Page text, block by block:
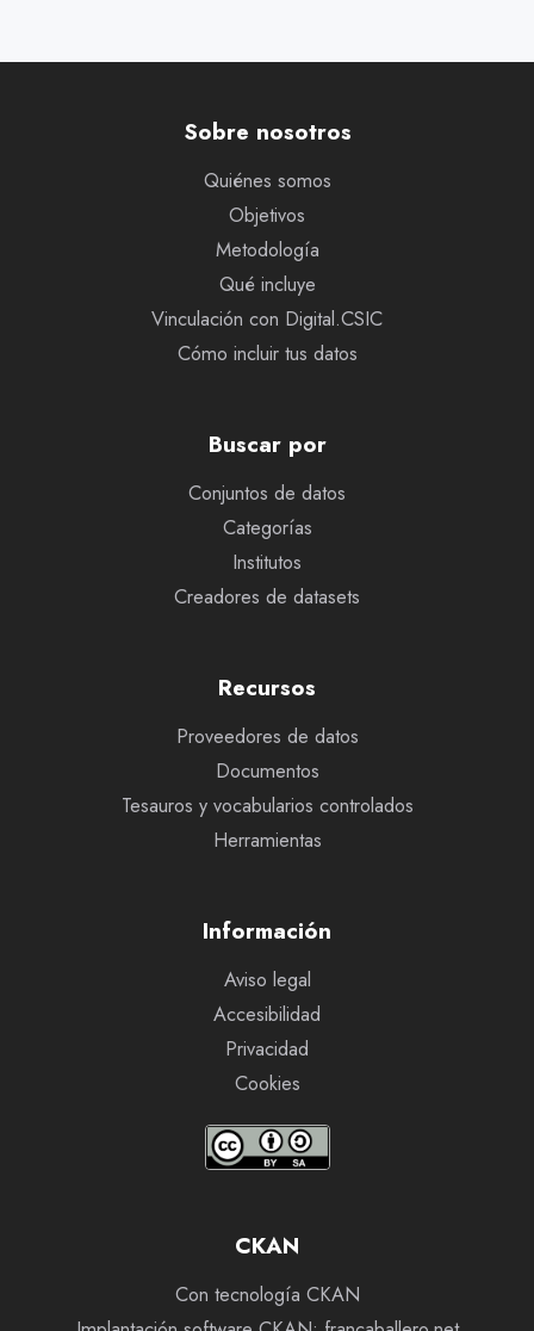
Sobre nosotros
Quiénes somos
Objetivos
Metodología
Qué incluye
Vinculación con Digital.CSIC
Cómo incluir tus datos
Buscar por
Conjuntos de datos
Categorías
Institutos
Creadores de datasets
Recursos
Proveedores de datos
Documentos
Tesauros y vocabularios controlados
Herramientas
Información
Aviso legal
Accesibilidad
Privacidad
Cookies
CKAN
Con tecnología CKAN